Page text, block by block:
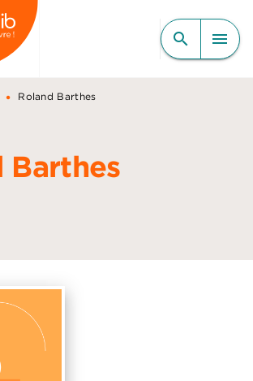
CONTENU
search menu
• Roland Barthes
Barthes